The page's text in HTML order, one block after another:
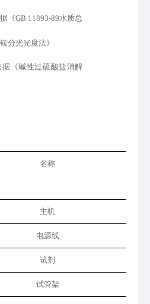
《GB 11893-89水质总
分光光度法》
据 《碱性过硫酸盐消解
名称
主机
电源线
试剂
试管架